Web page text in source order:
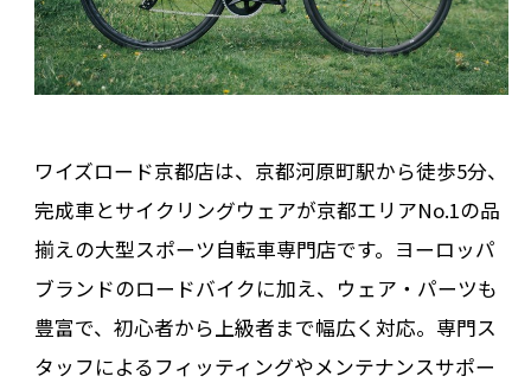
ワイズロード京都店は、京都河原町駅から徒歩5分、
完成車とサイクリングウェアが京都エリアNo.1の品
揃えの大型スポーツ自転車専門店です。ヨーロッパ
ブランドのロードバイクに加え、ウェア・パーツも
豊富で、初心者から上級者まで幅広く対応。専門ス
タッフによるフィッティングやメンテナンスサポー